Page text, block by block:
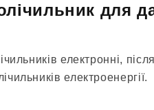
для
електронні, після
електроенергії.